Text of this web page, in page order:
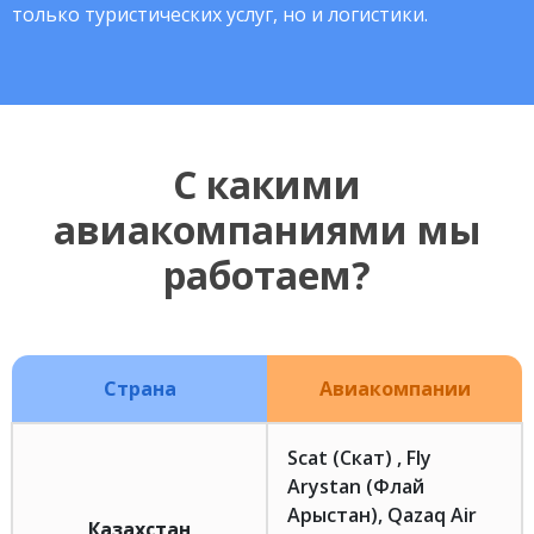
только туристических услуг, но и логистики.
С какими
авиакомпаниями мы
работаем?
Страна Авиакомпании
Scat (Скат) , Fly
Arystan (Флай
Арыстан), Qazaq Air